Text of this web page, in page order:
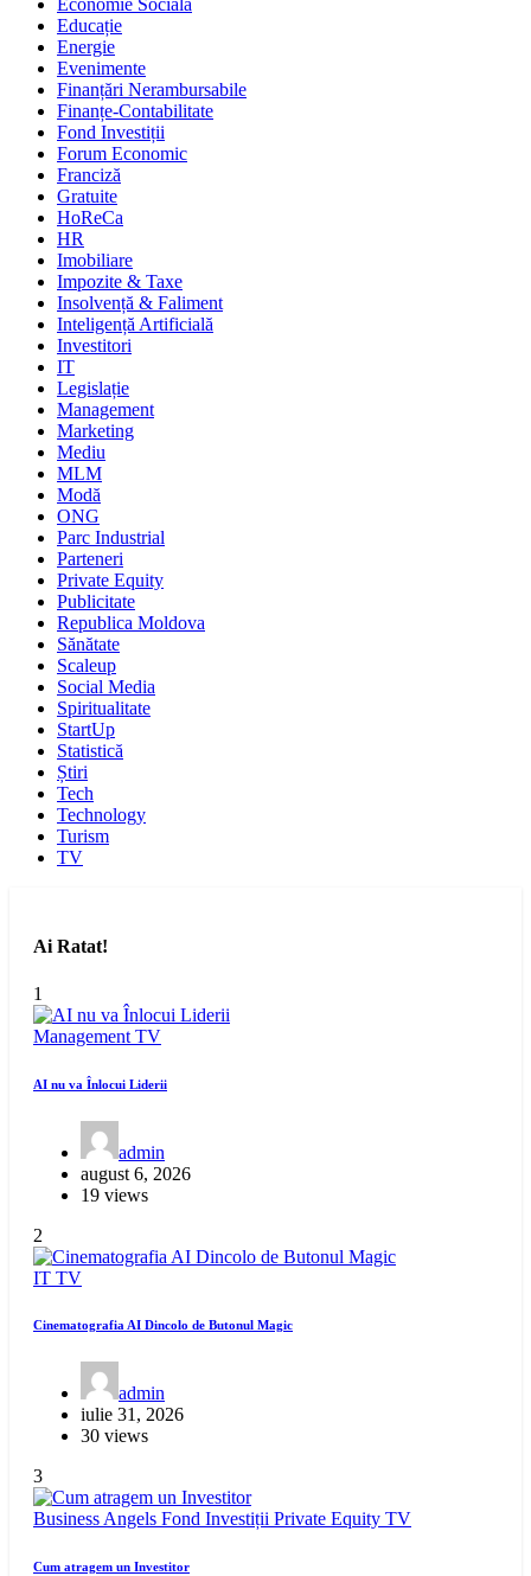
Economie Socială
Educație
Energie
Evenimente
Finanțări Nerambursabile
Finanțe-Contabilitate
Fond Investiții
Forum Economic
Franciză
Gratuite
HoReCa
HR
Imobiliare
Impozite & Taxe
Insolvență & Faliment
Inteligență Artificială
Investitori
IT
Legislație
Management
Marketing
Mediu
MLM
Modă
ONG
Parc Industrial
Parteneri
Private Equity
Publicitate
Republica Moldova
Sănătate
Scaleup
Social Media
Spiritualitate
StartUp
Statistică
Știri
Tech
Technology
Turism
TV
Ai Ratat!
1
Management TV
AI nu va Înlocui Liderii
admin
august 6, 2026
19 views
2
IT TV
Cinematografia AI Dincolo de Butonul Magic
admin
iulie 31, 2026
30 views
3
Business Angels Fond Investiții Private Equity TV
Cum atragem un Investitor